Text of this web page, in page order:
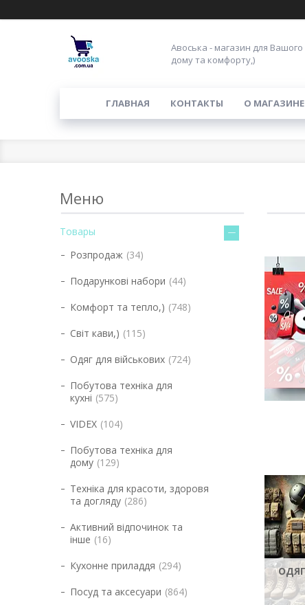
Авоська - магазин для Вашого
дому та комфорту,)
ГЛАВНАЯ КОНТАКТЫ О МАГАЗИНЕ
Товары
Розпродаж 34
Подарункові набори 44
Комфорт та тепло,) 748
Світ кави,) 115
Одяг для військових 724
Побутова техніка для
кухні 575
VIDEX 104
Побутова техніка для
дому 129
Техніка для красоти, здоровя
та догляду 286
Активний відпочинок та
інше 16
Кухонне приладдя 294
Посуд та аксесуари 864